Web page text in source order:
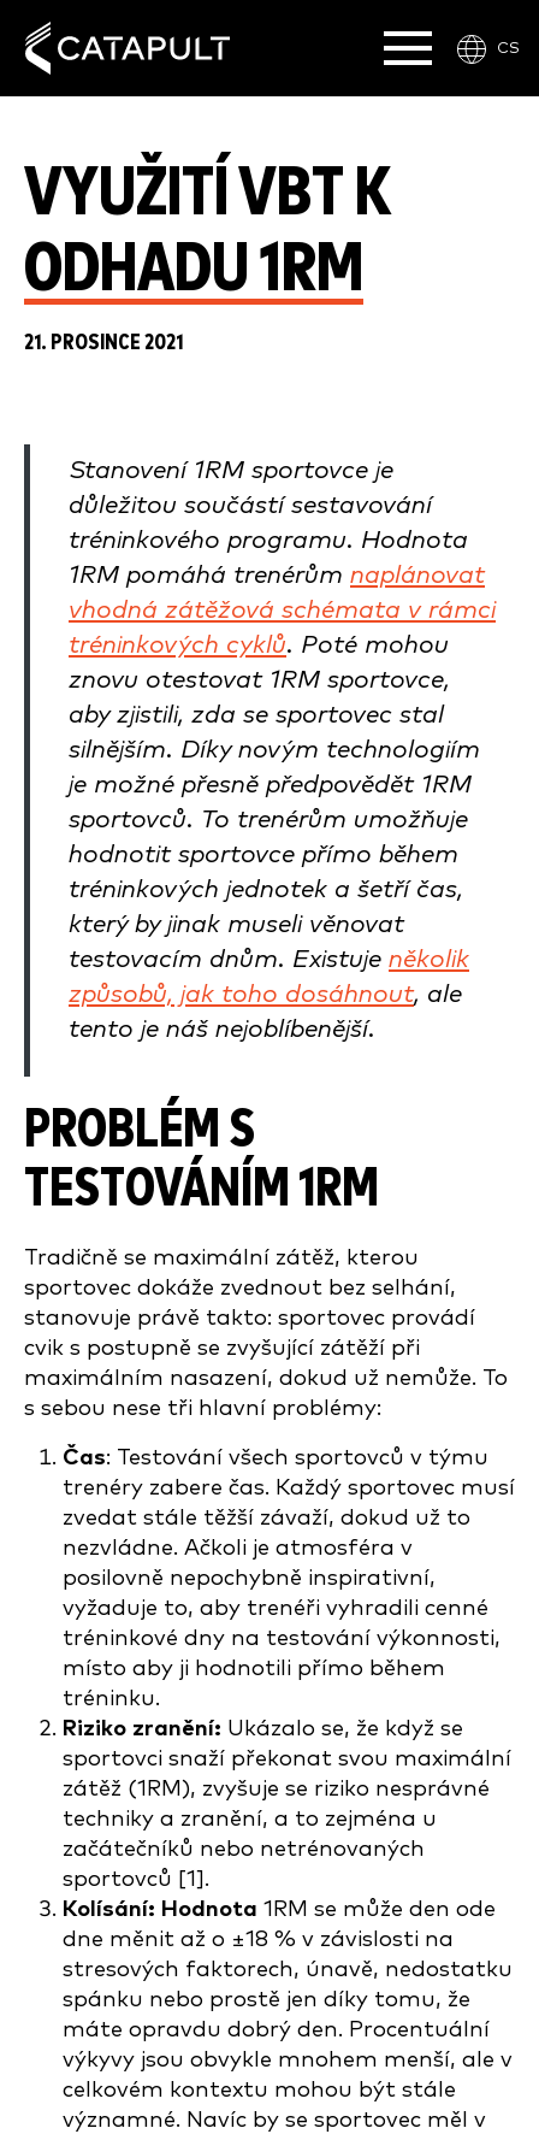
CS
VYUŽITÍ VBT K
ODHADU 1RM
21. PROSINCE 2021
Stanovení 1RM sportovce je
důležitou součástí sestavování
tréninkového programu. Hodnota
1RM pomáhá trenérům naplánovat
vhodná zátěžová schémata v rámci
tréninkových cyklů. Poté mohou
znovu otestovat 1RM sportovce,
aby zjistili, zda se sportovec stal
silnějším. Díky novým technologiím
je možné přesně předpovědět 1RM
sportovců. To trenérům umožňuje
hodnotit sportovce přímo během
tréninkových jednotek a šetří čas,
který by jinak museli věnovat
testovacím dnům. Existuje několik
způsobů, jak toho dosáhnout, ale
tento je náš nejoblíbenější.
PROBLÉM S
TESTOVÁNÍM 1RM
Tradičně se maximální zátěž, kterou
sportovec dokáže zvednout bez selhání,
stanovuje právě takto: sportovec provádí
cvik s postupně se zvyšující zátěží při
maximálním nasazení, dokud už nemůže. To
s sebou nese tři hlavní problémy:
Čas: Testování všech sportovců v týmu
trenéry zabere čas. Každý sportovec musí
zvedat stále těžší závaží, dokud už to
nezvládne. Ačkoli je atmosféra v
posilovně nepochybně inspirativní,
vyžaduje to, aby trenéři vyhradili cenné
tréninkové dny na testování výkonnosti,
místo aby ji hodnotili přímo během
tréninku.
Riziko zranění: Ukázalo se, že když se
sportovci snaží překonat svou maximální
zátěž (1RM), zvyšuje se riziko nesprávné
techniky a zranění, a to zejména u
začátečníků nebo netrénovaných
sportovců [1].
Kolísání: Hodnota 1RM se může den ode
dne měnit až o ±18 % v závislosti na
stresových faktorech, únavě, nedostatku
spánku nebo prostě jen díky tomu, že
máte opravdu dobrý den. Procentuální
výkyvy jsou obvykle mnohem menší, ale v
celkovém kontextu mohou být stále
významné. Navíc by se sportovec měl v